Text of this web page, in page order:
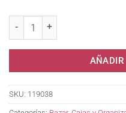
AÑADIR
SKU: 119038